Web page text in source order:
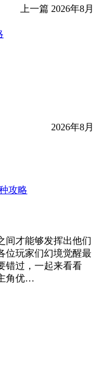
上一篇 2026年8月
2026年8月
攻略
间才能够发挥出他们
位玩家们幻境觉醒最
错过，一起来看看
角优…